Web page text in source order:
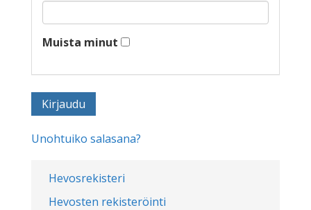
Hevosrekisteri
Hevosten rekisteröinti
Muista minut
Unohtuiko salasana?